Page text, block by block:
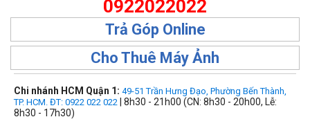
0922022022
Trả Góp Online
Cho Thuê Máy Ảnh
Chi nhánh HCM Quận 1: 49-51 Trần Hưng Đạo, Phường Bến Thành,
TP. HCM. ĐT: 0922 022 022 | 8h30 - 21h00 (CN: 8h30 - 20h00, Lễ:
8h30 - 17h30)